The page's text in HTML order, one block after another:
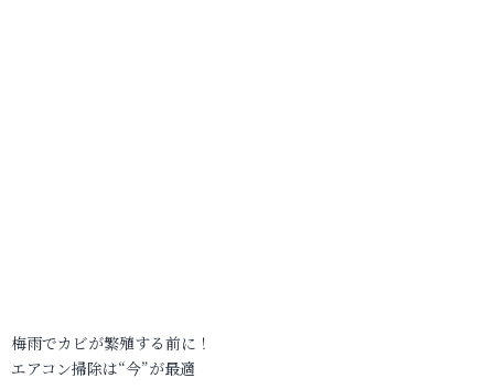
梅雨でカビが繁殖する前に！
エアコン掃除は“今”が最適